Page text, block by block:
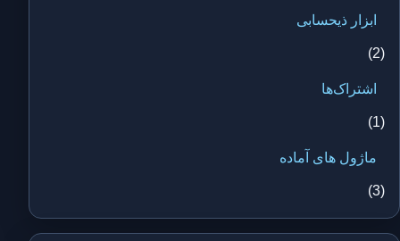
ابزار ذیحسابی
(2)
اشتراک‌ها
(1)
ماژول های آماده
(3)